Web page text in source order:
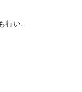
このような工事も行いますよ。